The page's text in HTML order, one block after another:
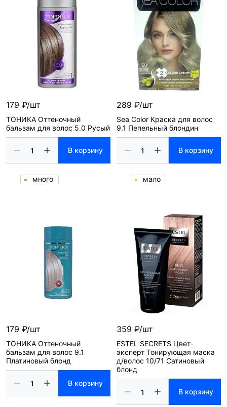
179 ₽/шт
ТОНИКА Оттеночный
бальзам для волос 5.0 Русый
В корзину
много
289 ₽/шт
Sea Color Краска для волос
9.1 Пепельный блондин
В корзину
мало
179 ₽/шт
ТОНИКА Оттеночный
бальзам для волос 9.1
Платиновый блонд
В корзину
359 ₽/шт
ESTEL SECRETS Цвет-
эксперт Тонирующая маска
д/волос 10/71 Сатиновый
блонд
В корзину